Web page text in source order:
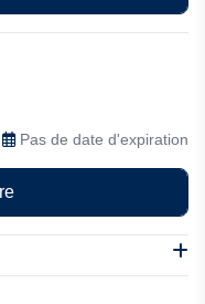
Sports
Pas de date d'expiration